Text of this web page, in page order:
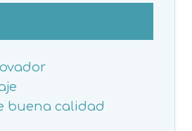
buena calidad